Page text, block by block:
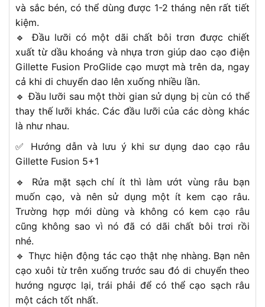
và sắc bén, có thể dùng được 1-2 tháng nên rất tiết
kiệm.
🔹 Đầu lưỡi có một dãi chất bôi trơn được chiết
xuất từ dầu khoáng và nhựa trơn giúp dao cạo điện
Gillette Fusion ProGlide cạo mượt mà trên da, ngay
cả khi di chuyển dao lên xuống nhiều lần.
🔹 Đầu lưỡi sau một thời gian sử dụng bị cùn có thể
thay thế lưỡi khác. Các đầu lưỡi của các dòng khác
là như nhau.
✅ Hướng dẫn và lưu ý khi sư dụng dao cạo râu
Gillette Fusion 5+1
🔹 Rửa mặt sạch chí ít thì làm ướt vùng râu bạn
muốn cạo, và nên sử dụng một ít kem cạo râu.
Trường hợp mới dùng và không có kem cạo râu
cũng không sao vì nó đã có dãi chất bôi trơi rồi
nhé.
🔹 Thực hiện động tác cạo thật nhẹ nhàng. Bạn nên
cạo xuôi từ trên xuống trước sau đó di chuyển theo
hướng ngược lại, trái phải để có thể cạo sạch râu
một cách tốt nhất.